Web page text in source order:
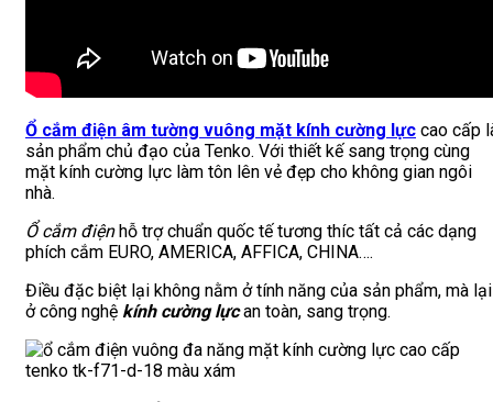
Ổ cắm điện âm tường vuông mặt kính cường lực cao cấp
sản phẩm chủ đạo của Tenko. Với thiết kế sang trọng cùng
mặt kính cường lực làm tôn lên vẻ đẹp cho không gian ngôi
nhà.
Ổ cắm điệnhỗ trợ chuẩn quốc tế tương thíc tất cả các dạng
phích cắm EURO, AMERICA, AFFICA, CHINA….
Điều đặc biệt lại không nằm ở tính năng của sản phẩm, mà lại
ở công nghệ kính cường lựcan toàn, sang trọng.